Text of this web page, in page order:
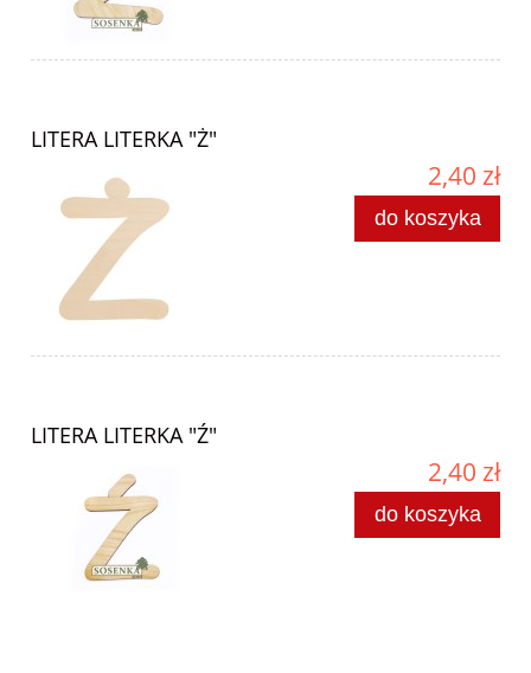
LITERA LITERKA "Ż"
2,40 zł
do koszyka
LITERA LITERKA "Ź"
2,40 zł
do koszyka